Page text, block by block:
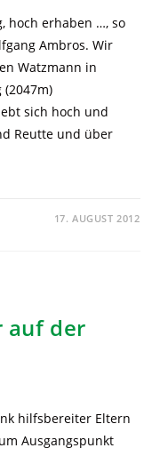
hoch erhaben …, so
Ambros. Wir
Watzmann in
sich hoch und
Reutte und über
17. AUGUST 2012
auf der
hilfsbereiter Eltern
Ausgangspunkt